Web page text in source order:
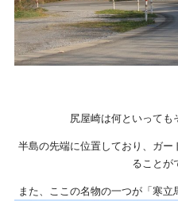
尻屋崎は何といっても
半島の先端に位置しており、ガ
ることが
また、ここの名物の一つが「寒立